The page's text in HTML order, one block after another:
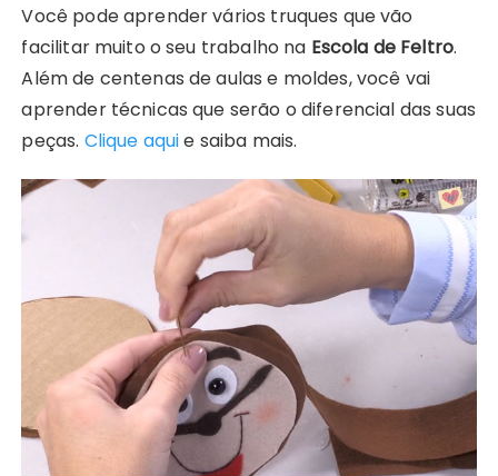
Você pode aprender vários truques que vão
facilitar muito o seu trabalho na Escola de Feltro.
Além de centenas de aulas e moldes, você vai
aprender técnicas que serão o diferencial das suas
peças. Clique aquie saiba mais.